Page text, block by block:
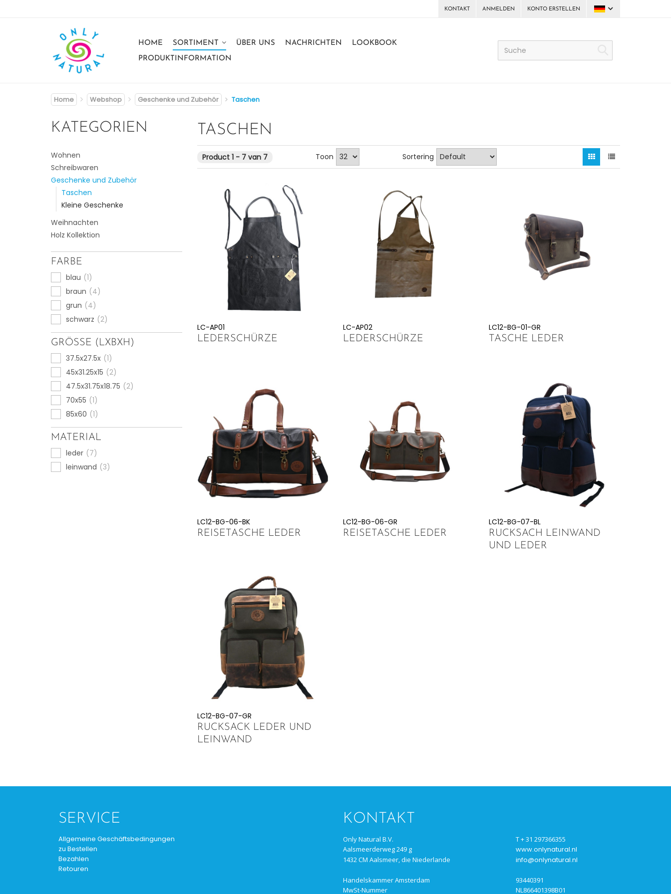
KONTAKT ANMELDEN KONTO ERSTELLEN
HOME SORTIMENT ÜBER UNS NACHRICHTEN LOOKBOOK
PRODUKTINFORMATION
Home Webshop Geschenke und Zubehör Taschen
KATEGORIEN
Wohnen
Schreibwaren
Geschenke und Zubehör
Taschen
Kleine Geschenke
Weihnachten
Holz Kollektion
FARBE
blau (1)
braun (4)
grun (4)
schwarz (2)
GRÖSSE (LXBXH)
37.5x27.5x (1)
45x31.25x15 (2)
47.5x31.75x18.75 (2)
70x55 (1)
85x60 (1)
MATERIAL
leder (7)
leinwand (3)
TASCHEN
Product 1 - 7 van 7 Toon Sortering
LC-AP01
LEDERSCHÜRZE
LC-AP02
LEDERSCHÜRZE
LC12-BG-01-GR
TASCHE LEDER
LC12-BG-06-BK
REISETASCHE LEDER
LC12-BG-06-GR
REISETASCHE LEDER
LC12-BG-07-BL
RUCKSACH LEINWAND
UND LEDER
LC12-BG-07-GR
RUCKSACK LEDER UND
LEINWAND
SERVICE
Allgemeine Geschäftsbedingungen
zu Bestellen
Bezahlen
Retouren
KONTAKT
Only Natural B.V.
T + 31 297366355
Aalsmeerderweg 249 g
www.onlynatural.nl
1432 CM Aalsmeer, die Niederlande info@onlynatural.nl
Handelskammer Amsterdam
93440391
MwSt-Nummer
NL866401398B01